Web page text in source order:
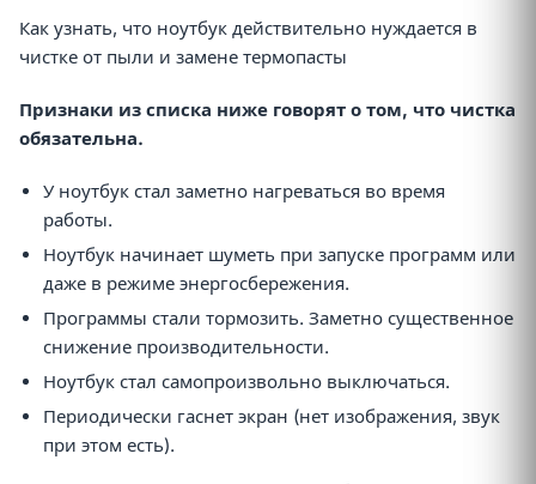
Как узнать, что ноутбук действительно нуждается в
чистке от пыли и замене термопасты
Признаки из списка ниже говорят о том, что чистка
обязательна.
У ноутбук стал заметно нагреваться во время
работы.
Ноутбук начинает шуметь при запуске программ или
даже в режиме энергосбережения.
Программы стали тормозить. Заметно существенное
снижение производительности.
Ноутбук стал самопроизвольно выключаться.
Периодически гаснет экран (нет изображения, звук
при этом есть).